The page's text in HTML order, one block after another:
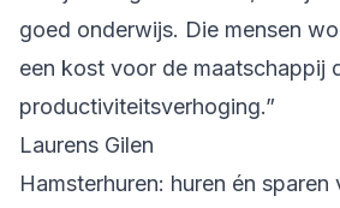
goed onderwijs. Die mensen
een kost voor de maatschappij
productiviteitsverhoging.”
Laurens Gilen
Hamsterhuren: huren én